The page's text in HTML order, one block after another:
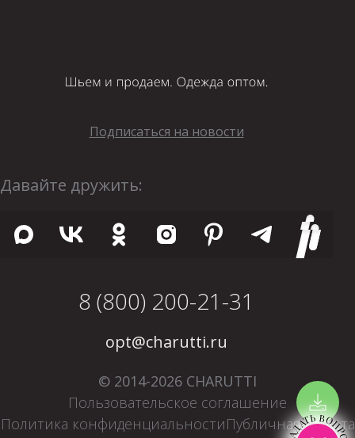
ЗАДАТЬ ВОПРОС
Подписаться на новости
Давайте дружить:
8 (800) 200-21-31
opt@charutti.ru
© 2014-2026 CHARUTTI
Пользовательское соглашение
Политика конфиденциальностиПубличная оферта